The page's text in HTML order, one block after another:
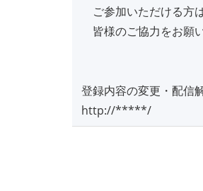
ご参加いただける方
皆様のご協力をお願
登録内容の変更・配信
http://*****/